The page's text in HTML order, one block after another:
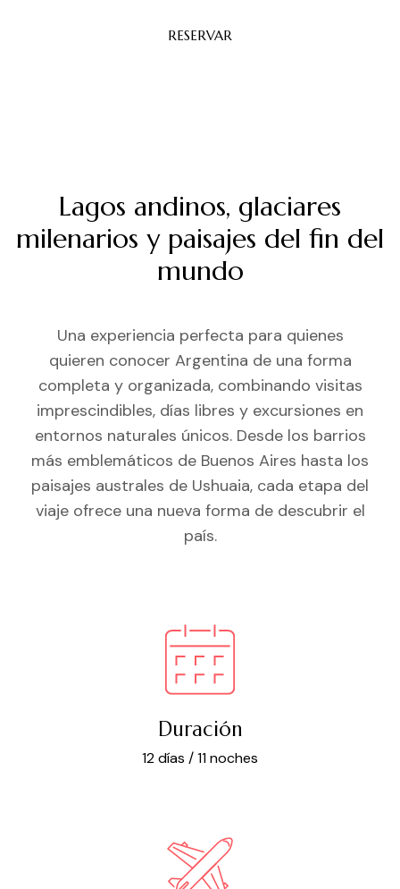
RESERVAR
Lagos andinos, glaciares
milenarios y paisajes del fin del
mundo
Una experiencia perfecta para quienes
quieren conocer Argentina de una forma
completa y organizada, combinando visitas
imprescindibles, días libres y excursiones en
entornos naturales únicos. Desde los barrios
más emblemáticos de Buenos Aires hasta los
paisajes australes de Ushuaia, cada etapa del
viaje ofrece una nueva forma de descubrir el
país.
Duración
12 días / 11 noches